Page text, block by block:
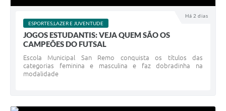
Há 2 dias
ESPORTES,LAZER E JUVENTUDE
JOGOS ESTUDANTIS: VEJA QUEM SÃO OS
CAMPEÕES DO FUTSAL
Escola Municipal San Remo conquista os títulos das
categorias feminina e masculina e faz dobradinha na
modalidade